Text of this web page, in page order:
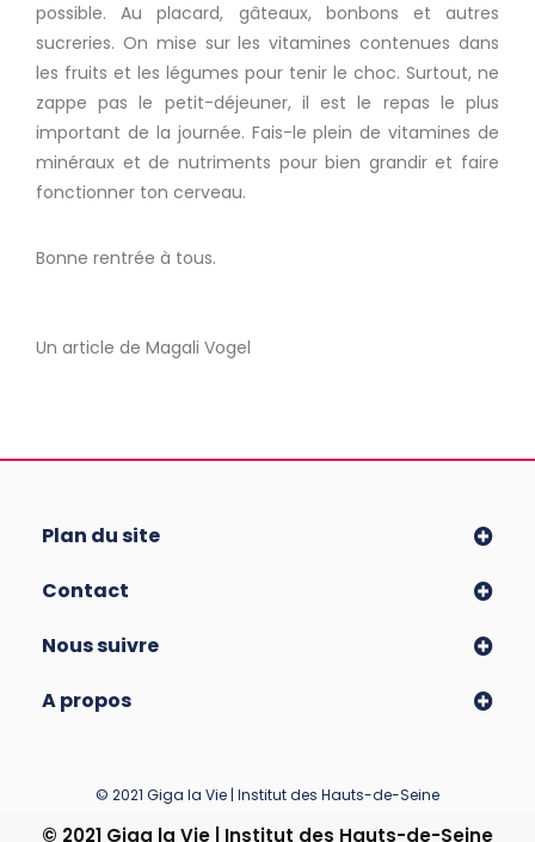
possible. Au placard, gâteaux, bonbons et autres
sucreries. On mise sur les vitamines contenues dans
les fruits et les légumes pour tenir le choc. Surtout, ne
zappe pas le petit-déjeuner, il est le repas le plus
important de la journée. Fais-le plein de vitamines de
minéraux et de nutriments pour bien grandir et faire
fonctionner ton cerveau.
Bonne rentrée à tous.
Un article de Magali Vogel
Plan du site
Contact
Nous suivre
A propos
© 2021 Giga la Vie | Institut des Hauts-de-Seine
© 2021 Giga la Vie | Institut des Hauts-de-Seine